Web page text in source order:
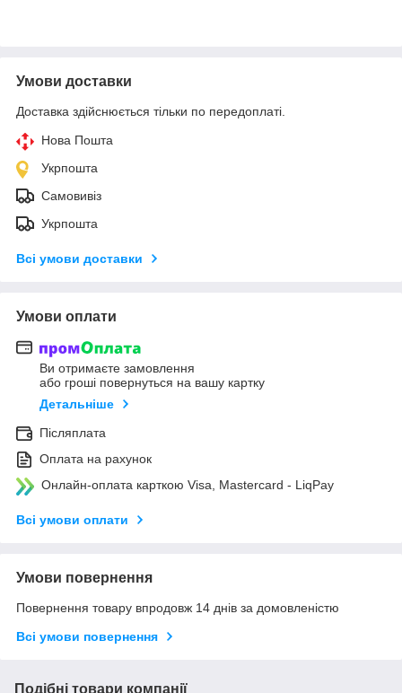
Умови доставки
Доставка здійснюється тільки по передоплаті.
Нова Пошта
Укрпошта
Самовивіз
Укрпошта
Всі умови доставки
Умови оплати
Ви отримаєте замовлення
або гроші повернуться на вашу картку
Детальніше
Післяплата
Оплата на рахунок
Онлайн-оплата карткою Visa, Mastercard - LiqPay
Всі умови оплати
Умови повернення
Повернення товару впродовж 14 днів за домовленістю
Всі умови повернення
Подібні товари компанії